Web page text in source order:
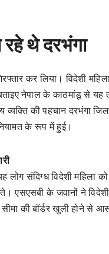
रहे थे दरभंगा
कर लिया। विदेशी
नेपाल के काठमांडू से
की पहचान दरभंगा
नियामत के रूप में हुई।
लोग संदिग्ध विदेशी महिला
एसएसबी के जवानों ने
की बॉर्डर खुली होने से